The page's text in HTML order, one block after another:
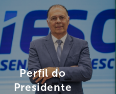
Perfil do
Presidente